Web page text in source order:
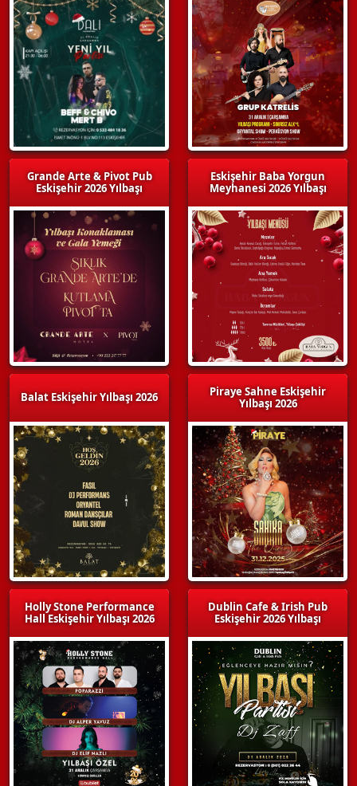
Grande Arte & Pivot Pub
Eskişehir 2026 Yılbaşı
Balat Eskişehir Yılbaşı 2026
Holly Stone Performance
Hall Eskişehir Yılbaşı 2026
Eskişehir Baba Yorgun
Meyhanesi 2026 Yılbaşı
Piraye Sahne Eskişehir
Yılbaşı 2026
Dublin Cafe & Irish Pub
Eskişehir 2026 Yılbaşı